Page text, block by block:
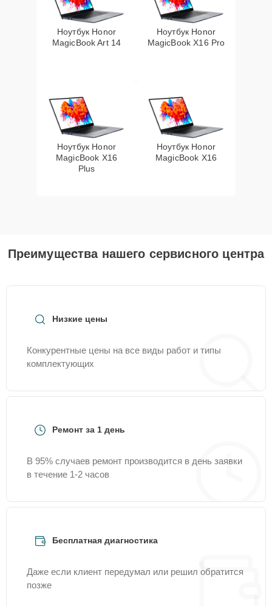
Ноутбук Honor
MagicBook Art 14
Ноутбук Honor
MagicBook X16 Pro
Ноутбук Honor
MagicBook X16
Plus
Ноутбук Honor
MagicBook X16
Преимущества нашего сервисного центра
Низкие цены
Конкурентные цены на все виды работ и типы
комплектующих
Ремонт за 1 день
В 95% случаев ремонт производится в день заявки
в течение 1-2 часов
Бесплатная диагностика
Даже если клиент передумал или решил обратится
позже